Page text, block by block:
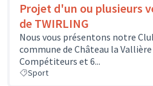
Projet d'un ou plusieurs
de TWIRLING
Nous vous présentons notre
commune de Château la
Compétiteurs et 6...
Sport